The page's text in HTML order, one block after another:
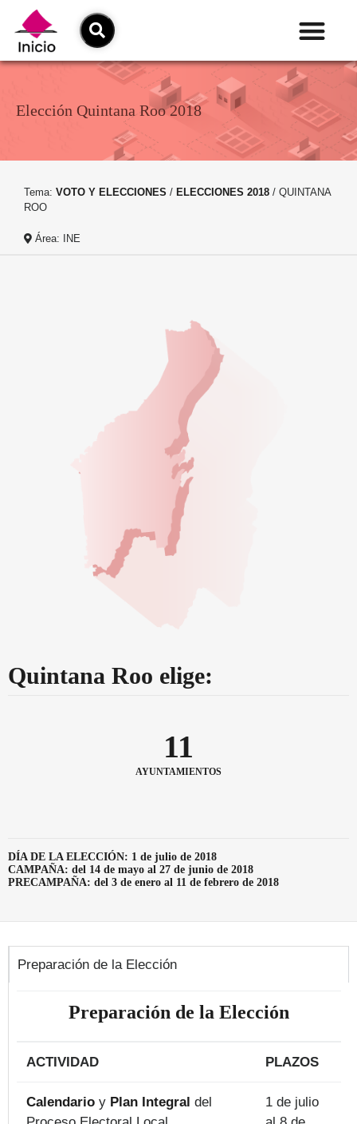
Elección Quintana Roo 2018
Tema: VOTO Y ELECCIONES / ELECCIONES 2018 / QUINTANA
ROO
Área: INE
Quintana Roo elige:
11
AYUNTAMIENTOS
DÍA DE LA ELECCIÓN: 1 de julio de 2018
CAMPAÑA: del 14 de mayo al 27 de junio de 2018
PRECAMPAÑA: del 3 de enero al 11 de febrero de 2018
Preparación de la Elección
Preparación de la Elección
ACTIVIDAD PLAZOS
Calendario y Plan Integral del
1 de julio